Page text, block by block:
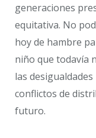
generaciones
equitativa. No
hoy de hambre
niño que todavía
las
conflictos de
futuro.